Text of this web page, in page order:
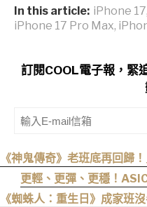
In this article: iPhone 17,
iPhone 17 Pro Max,
訂閱COOL電子報，緊
《神鬼傳奇》老班底再回歸
三部曲
更輕、更彈、更穩！
《蜘蛛人：重生日》成家班